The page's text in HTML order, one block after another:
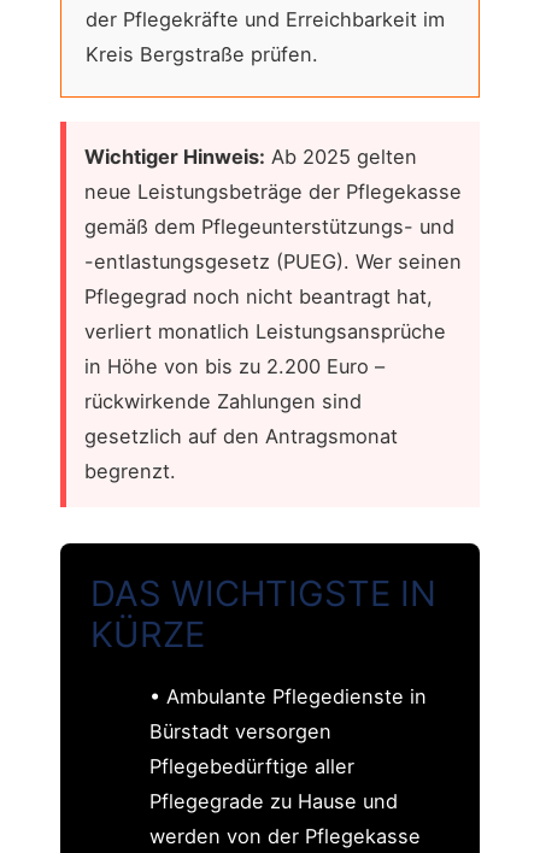
der Pflegekräfte und Erreichbarkeit im
Kreis Bergstraße prüfen.
Wichtiger Hinweis: Ab 2025 gelten
neue Leistungsbeträge der Pflegekasse
gemäß dem Pflegeunterstützungs- und
-entlastungsgesetz (PUEG). Wer seinen
Pflegegrad noch nicht beantragt hat,
verliert monatlich Leistungsansprüche
in Höhe von bis zu 2.200 Euro –
rückwirkende Zahlungen sind
gesetzlich auf den Antragsmonat
begrenzt.
DAS WICHTIGSTE IN
KÜRZE
• Ambulante Pflegedienste in
Bürstadt versorgen
Pflegebedürftige aller
Pflegegrade zu Hause und
werden von der Pflegekasse